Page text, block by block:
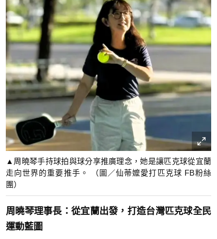
▲周曉琴手持球拍與球分享推廣理念，她是讓匹克球從宜蘭
走向世界的重要推手。 （圖／仙蒂嬤愛打匹克球 FB粉絲
團）
周曉琴理事長：從宜蘭出發，打造台灣匹克球全民
運動藍圖